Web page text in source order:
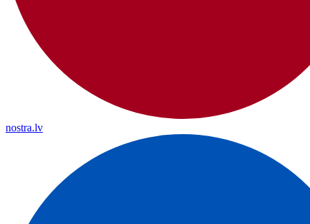
nostra.lv